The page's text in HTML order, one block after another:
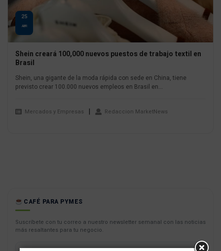
25
ABR
Shein creará 100,000 nuevos puestos de trabajo textil en
Brasil
Shein, una gigante de la moda rápida con sede en China, tiene
previsto crear 100.000 nuevos empleos en Brasil en...
Mercados y Empresas Redaccion MarketNews
CAFÉ PARA PYMES
Suscríbete con tu correo a nuestro newsletter semanal con las noticias
más resaltantes para tu negocio.